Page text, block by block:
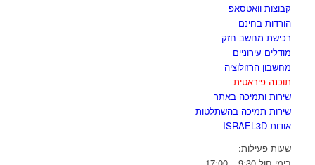
קבוצות וואטסאפ
הורדות בחינם
רכישת מחשב חזק
מודלים עירוניים
מחשבון הרזולוציה
תוכנה פיראטית
שירות ותמיכה באתר
שירות תמיכה בהשתלטות
אודות ISRAEL3D
שעות פעילות: